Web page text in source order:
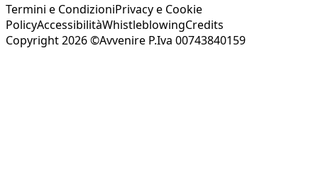
Termini e CondizioniPrivacy e Cookie
PolicyAccessibilitàWhistleblowingCredits
Copyright 2026 ©Avvenire P.Iva 00743840159